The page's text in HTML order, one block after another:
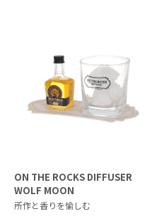
ON THE ROCKS DIFFUSER
WOLF MOON
所作と香りを愉しむ